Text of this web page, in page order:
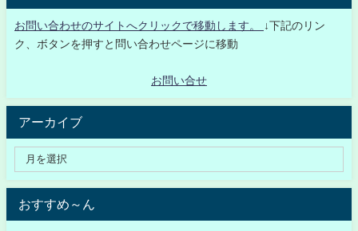
お問い合わせのサイトへクリックで移動します。
↓下記のリン
ク、ボタンを押すと問い合わせページに移動
お問い合せ
アーカイブ
おすすめ～ん